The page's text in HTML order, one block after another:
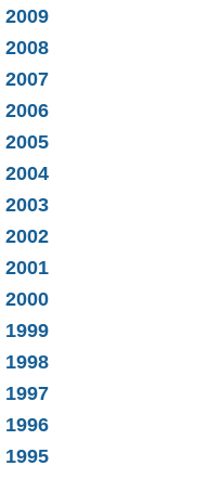
2009
2008
2007
2006
2005
2004
2003
2002
2001
2000
1999
1998
1997
1996
1995